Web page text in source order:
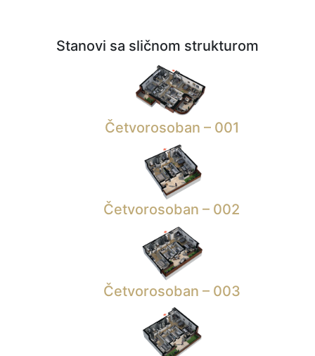
Stanovi sa sličnom strukturom
Četvorosoban – 001
Četvorosoban – 002
Četvorosoban – 003